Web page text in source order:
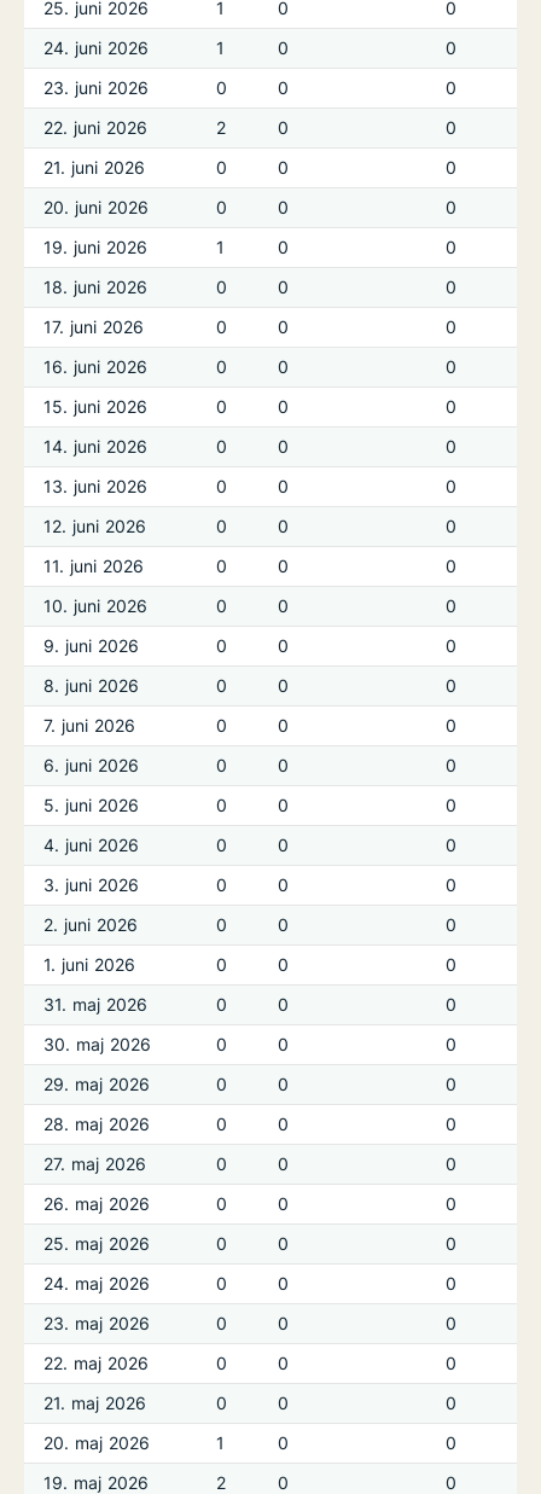
25. juni 2026 1 0
0
24. juni 2026
1 0
0
23. juni 2026
0 0
0
22. juni 2026
2 0
0
21. juni 2026
0 0
0
20. juni 2026
0 0
0
19. juni 2026
1 0
0
18. juni 2026
0 0
0
17. juni 2026
0 0
0
16. juni 2026
0 0
0
15. juni 2026
0 0
0
14. juni 2026
0 0
0
13. juni 2026
0 0
0
12. juni 2026
0 0
0
11. juni 2026
0 0
0
10. juni 2026
0 0
0
9. juni 2026
0 0
0
8. juni 2026
0 0
0
7. juni 2026
0 0
0
6. juni 2026
0 0
0
5. juni 2026
0 0
0
4. juni 2026
0 0
0
3. juni 2026
0 0
0
2. juni 2026
0 0
0
1. juni 2026
0 0
0
31. maj 2026
0 0
0
30. maj 2026
0 0
0
29. maj 2026
0 0
0
28. maj 2026
0 0
0
27. maj 2026
0 0
0
26. maj 2026
0 0
0
25. maj 2026
0 0
0
24. maj 2026
0 0
0
23. maj 2026
0 0
0
22. maj 2026
0 0
0
21. maj 2026
0 0
0
20. maj 2026
1 0
0
19. maj 2026
2 0
0